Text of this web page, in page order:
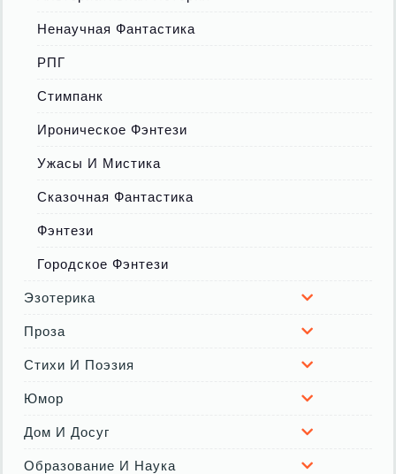
Ненаучная Фантастика
РПГ
Стимпанк
Ироническое Фэнтези
Ужасы И Мистика
Сказочная Фантастика
Фэнтези
Городское Фэнтези
Эзотерика
Проза
Стихи И Поэзия
Юмор
Дом И Досуг
Образование И Наука